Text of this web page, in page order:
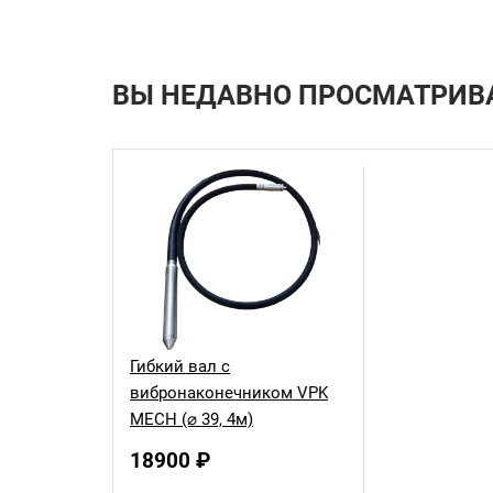
ВЫ НЕДАВНО
Гибкий вал с
вибронаконечником VPK
MECH (⌀ 39, 4м)
18900 ₽